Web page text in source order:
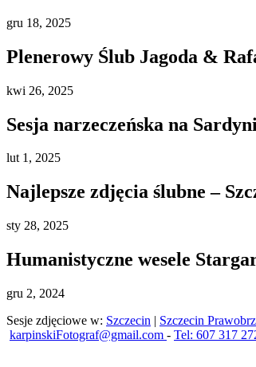
gru 18, 2025
Plenerowy Ślub Jagoda &
kwi 26, 2025
Sesja narzeczeńska na
lut1, 2025
Najlepsze zdjęcia ślubne –
sty 28, 2025
Humanistyczne wesele
gru 2, 2024
Sesje zdjęciowe w: Szczecin | Szczecin
karpinskiFotograf@gmail.com - Tel: 607 317